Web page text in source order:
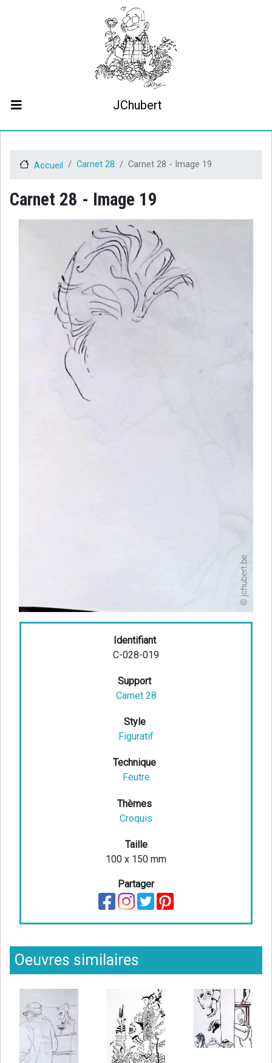
Aller
au
contenu
principal
JChubert
Biographie
ContactAccueil Carnet 28 Carnet 28 - Image 19
Carnet 28 - Image 19
Identifiant
C-028-019
Support
Carnet 28
Style
Figuratif
Technique
Feutre
Thèmes
Croquis
Taille
100 x 150 mm
Partager
Oeuvres similaires